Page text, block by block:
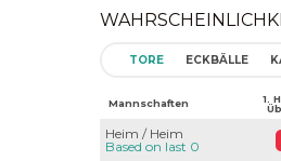
TORE ECKBÄLLE
Mannschaften
1.
Heim / Heim
Based on last 0